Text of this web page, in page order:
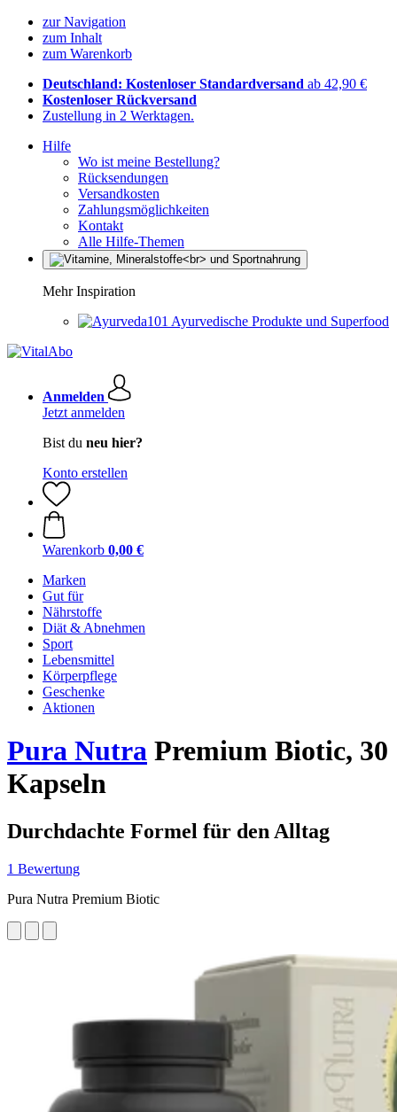
zur Navigation
zum Inhalt
zum Warenkorb
Deutschland: Kostenloser Standardversand ab 42,90 €
Kostenloser Rückversand
Zustellung in 2 Werktagen.
Hilfe
Wo ist meine Bestellung?
Rücksendungen
Versandkosten
Zahlungsmöglichkeiten
Kontakt
Alle Hilfe-Themen
Mehr Inspiration
Ayurvedische Produkte und Superfood
Anmelden
Jetzt anmelden
Bist du neu hier?
Konto erstellen
Warenkorb 0,00 €
Marken
Gut für
Nährstoffe
Diät & Abnehmen
Sport
Lebensmittel
Körperpflege
Geschenke
Aktionen
Pura Nutra Premium Biotic, 30
Kapseln
Durchdachte Formel für den Alltag
1 Bewertung
Pura Nutra Premium Biotic